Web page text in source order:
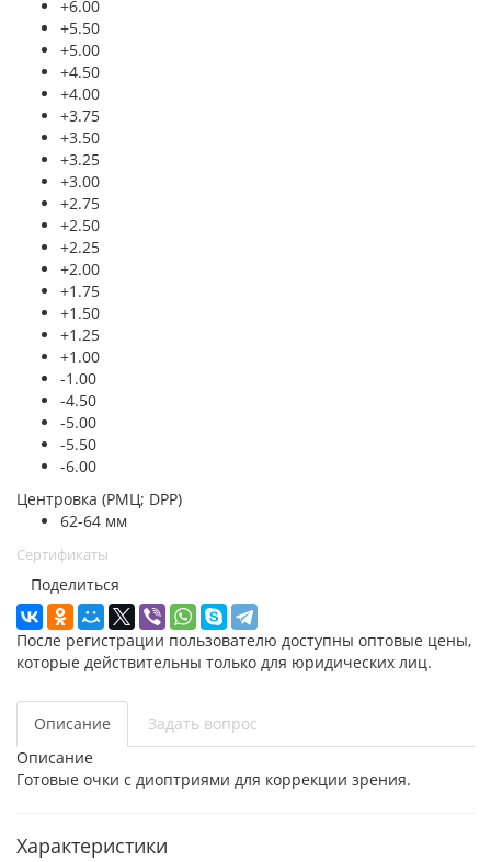
+6.00
+5.50
+5.00
+4.50
+4.00
+3.75
+3.50
+3.25
+3.00
+2.75
+2.50
+2.25
+2.00
+1.75
+1.50
+1.25
+1.00
-1.00
-4.50
-5.00
-5.50
-6.00
Центровка (РМЦ; DPP)
62-64 мм
Сертификаты
Поделиться
После регистрации пользователю доступны оптовые цены,
которые действительны только для юридических лиц.
Описание
Задать вопрос
Описание
Готовые очки с диоптриями для коррекции зрения.
Характеристики